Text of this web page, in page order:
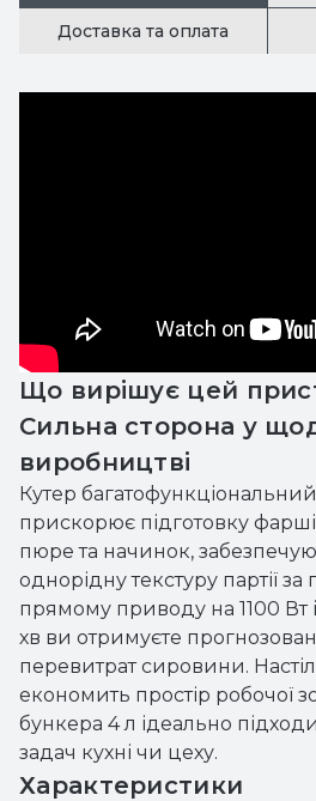
Доставка та оплата
Що вирішує цей
Сильна сторона у
виробництві
Кутер
прискорює підготовку
пюре та начинок,
однорідну текстуру партії
прямому приводу на 1100 Вт
хв ви отримуєте
перевитрат сировини.
економить простір робочої
бункера 4 л ідеально
задач кухні чи цеху.
Характеристики